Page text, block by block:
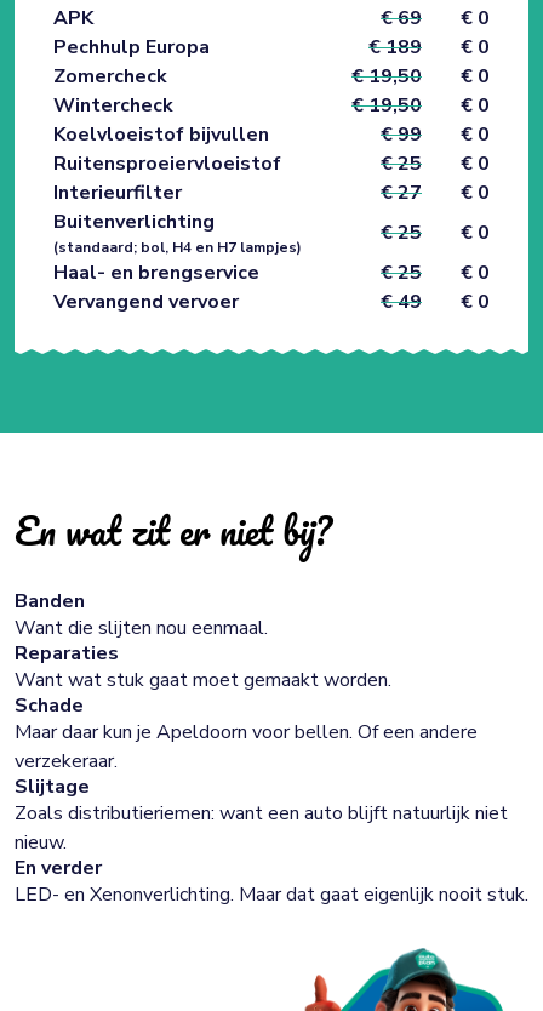
APK
€ 69
€ 0
Pechhulp Europa
€ 189
€ 0
Zomercheck
€ 19,50
€ 0
Wintercheck
€ 19,50
€ 0
Koelvloeistof bijvullen
€ 99
€ 0
Ruitensproeiervloeistof
€ 25
€ 0
Interieurfilter
€ 27
€ 0
Buitenverlichting
(standaard; bol, H4 en H7 lampjes)
€ 25
€ 0
Haal- en brengservice
€ 25
€ 0
Vervangend vervoer
€ 49 € 0
En wat zit er niet bij?
Banden
Want die slijten nou eenmaal.
Reparaties
Want wat stuk gaat moet gemaakt worden.
Schade
Maar daar kun je Apeldoorn voor bellen. Of een andere
verzekeraar.
Slijtage
Zoals distributieriemen: want een auto blijft natuurlijk niet
nieuw.
En verder
LED- en Xenonverlichting. Maar dat gaat eigenlijk nooit stuk.